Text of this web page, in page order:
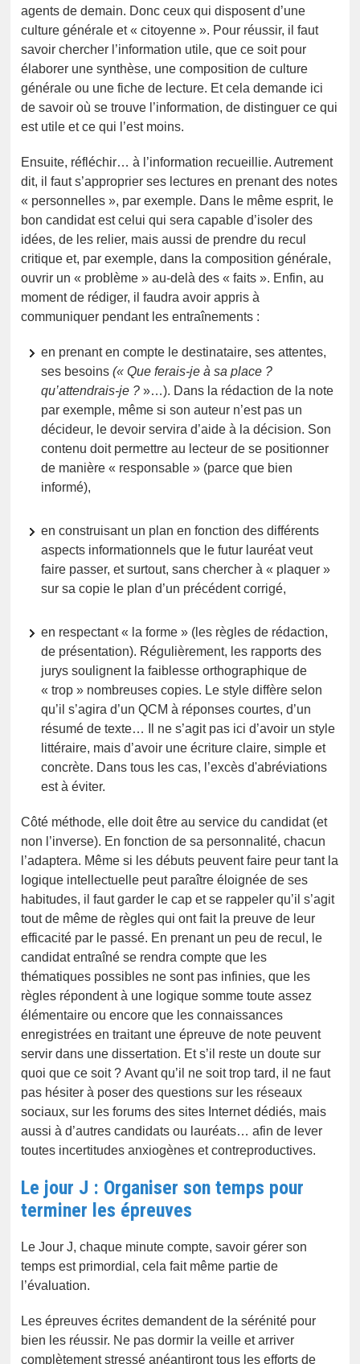
agents de demain. Donc ceux qui disposent d’une
culture générale et « citoyenne ». Pour réussir, il faut
savoir chercher l’information utile, que ce soit pour
élaborer une synthèse, une composition de culture
générale ou une fiche de lecture. Et cela demande ici
de savoir où se trouve l’information, de distinguer ce qui
est utile et ce qui l’est moins.
Ensuite, réfléchir… à l’information recueillie. Autrement
dit, il faut s’approprier ses lectures en prenant des notes
« personnelles », par exemple. Dans le même esprit, le
bon candidat est celui qui sera capable d’isoler des
idées, de les relier, mais aussi de prendre du recul
critique et, par exemple, dans la composition générale,
ouvrir un « problème » au-delà des « faits ». Enfin, au
moment de rédiger, il faudra avoir appris à
communiquer pendant les entraînements :
en prenant en compte le destinataire, ses attentes,
ses besoins(« Que ferais-je à sa place ?
qu’attendrais-je ?»…). Dans la rédaction de la note
par exemple, même si son auteur n’est pas un
décideur, le devoir servira d’aide à la décision. Son
contenu doit permettre au lecteur de se positionner
de manière « responsable » (parce que bien
informé),
en construisant un plan en fonction des différents
aspects informationnels que le futur lauréat veut
faire passer, et surtout, sans chercher à « plaquer »
sur sa copie le plan d’un précédent corrigé,
en respectant « la forme » (les règles de rédaction,
de présentation). Régulièrement, les rapports des
jurys soulignent la faiblesse orthographique de
« trop » nombreuses copies. Le style diffère selon
qu’il s’agira d’un QCM à réponses courtes, d’un
résumé de texte… Il ne s’agit pas ici d’avoir un style
littéraire, mais d’avoir une écriture claire, simple et
concrète. Dans tous les cas, l’excès d'abréviations
est à éviter.
Côté méthode, elle doit être au service du candidat (et
non l’inverse). En fonction de sa personnalité, chacun
l’adaptera. Même si les débuts peuvent faire peur tant la
logique intellectuelle peut paraître éloignée de ses
habitudes, il faut garder le cap et se rappeler qu’il s’agit
tout de même de règles qui ont fait la preuve de leur
efficacité par le passé. En prenant un peu de recul, le
candidat entraîné se rendra compte que les
thématiques possibles ne sont pas infinies, que les
règles répondent à une logique somme toute assez
élémentaire ou encore que les connaissances
enregistrées en traitant une épreuve de note peuvent
servir dans une dissertation. Et s’il reste un doute sur
quoi que ce soit ? Avant qu’il ne soit trop tard, il ne faut
pas hésiter à poser des questions sur les réseaux
sociaux, sur les forums des sites Internet dédiés, mais
aussi à d’autres candidats ou lauréats… afin de lever
toutes incertitudes anxiogènes et contreproductives.
Le jour J : Organiser son temps pour
terminer les épreuves
Le Jour J, chaque minute compte, savoir gérer son
temps est primordial, cela fait même partie de
l’évaluation.
Les épreuves écrites demandent de la sérénité pour
bien les réussir. Ne pas dormir la veille et arriver
complètement stressé anéantiront tous les efforts de